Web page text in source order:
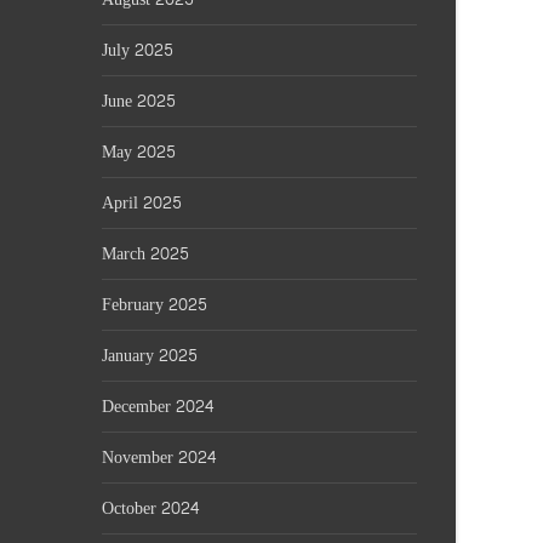
July 2025
June 2025
May 2025
April 2025
March 2025
February 2025
January 2025
December 2024
November 2024
October 2024